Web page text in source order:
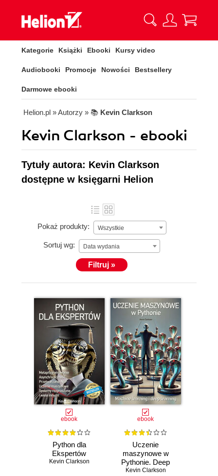
Kategorie Książki Ebooki Kursy video
Audiobooki Promocje Nowości Bestsellery
Darmowe ebooki
Helion.pl » Autorzy » 📚 Kevin Clarkson
Kevin Clarkson - ebooki
Tytuły autora: Kevin Clarkson
dostępne w księgarni Helion
Pokaż produkty: Wszystkie
Sortuj wg: Data wydania
Filtruj »
ebook
Python dla
Ekspertów
Kevin Clarkson
ebook
Uczenie
maszynowe w
Pythonie. Deep
learning i machine
Kevin Clarkson